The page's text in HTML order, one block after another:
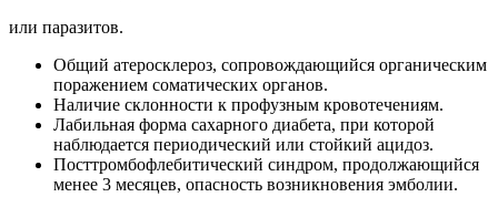
или паразитов.
Общий атеросклероз, сопровождающийся органическим
поражением соматических органов.
Наличие склонности к профузным кровотечениям.
Лабильная форма сахарного диабета, при которой
наблюдается периодический или стойкий ацидоз.
Посттромбофлебитический синдром, продолжающийся
менее 3 месяцев, опасность возникновения эмболии.